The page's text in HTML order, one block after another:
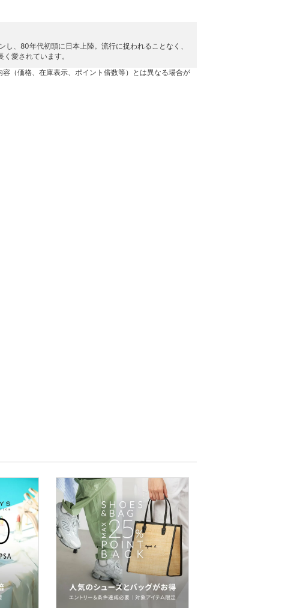
、80年代初頭に日本上陸。流行に捉われることなく、
愛されています。
（価格、在庫表示、ポイント倍数等）とは異なる場合が